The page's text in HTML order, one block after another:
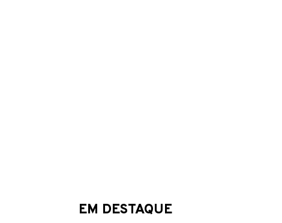
EM DESTAQUE